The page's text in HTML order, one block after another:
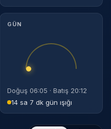
GÜN
Doğuş 06:05 · Batış 20:12
14 sa 7 dk gün ışığı